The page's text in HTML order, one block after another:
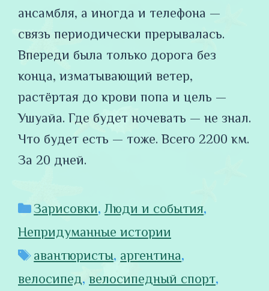
ансамбля, а иногда и телефона —
связь периодически прерывалась.
Впереди была только дорога без
конца, изматывающий ветер,
растёртая до крови попа и цель —
Ушуайа. Где будет ночевать — не знал.
Что будет есть — тоже. Всего 2200 км.
За 20 дней.
Рубрики
Зарисовки,Люди и события,
Непридуманные истории
Метки
авантюристы, аргентина,
велосипед, велосипедный спорт,